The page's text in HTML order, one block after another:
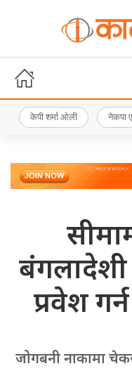
केपी शर्मा ओली नेकपा
बंगलादेशी
प्रवेश
जोगबनी नाकामा